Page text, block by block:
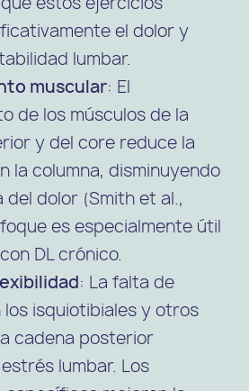
el dolor y
lumbar.
muscular: El
de los músculos de la
y del core reduce la
la columna, disminuyendo
dolor (Smith et al.,
es especialmente útil
DL crónico.
: La falta de
isquiotibiales y otros
cadena posterior
lumbar. Los